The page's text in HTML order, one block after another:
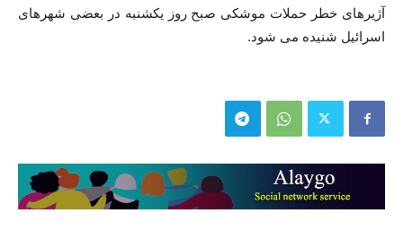
آژیر‌های خطر حملات موشکی صبح روز یکشنبه در بعضی شهرهای
اسرائیل شنیده می شود.